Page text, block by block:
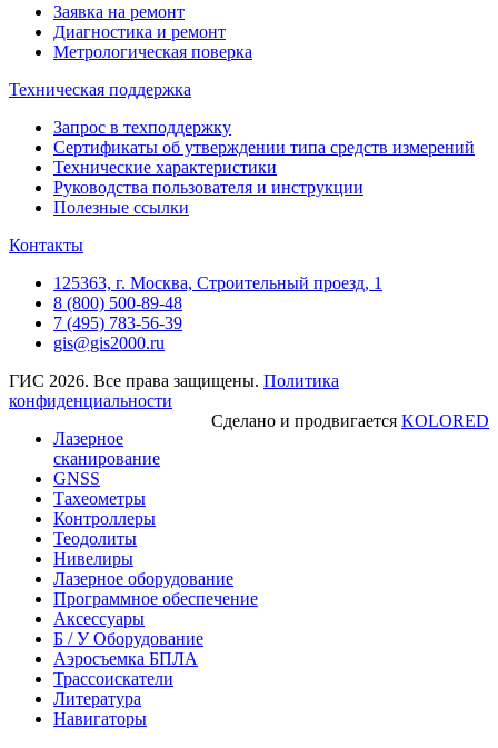
Заявка на ремонт
Диагностика и ремонт
Метрологическая поверка
Техническая поддержка
Запрос в техподдержку
Сертификаты об утверждении типа средств измерений
Технические характеристики
Руководства пользователя и инструкции
Полезные ссылки
Контакты
125363, г. Москва, Строительный проезд, 1
8 (800) 500-89-48
7 (495) 783-56-39
gis@gis2000.ru
ГИС 2026. Все права защищены. Политика
конфиденциальности
Сделано и продвигается KOLORED
Лазерное
сканирование
GNSS
Тахеометры
Контроллеры
Теодолиты
Нивелиры
Лазерное оборудование
Программное обеспечение
Аксессуары
Б / У Оборудование
Аэросъемка БПЛА
Трассоискатели
Литература
Навигаторы